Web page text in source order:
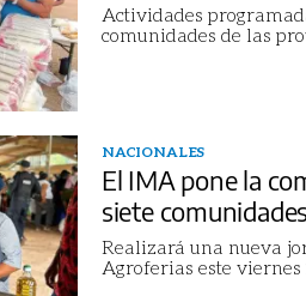
Actividades
comunidades de las
NACIONALES
El IMA pone la
siete
Realizará una nueva
Agroferias este viernes